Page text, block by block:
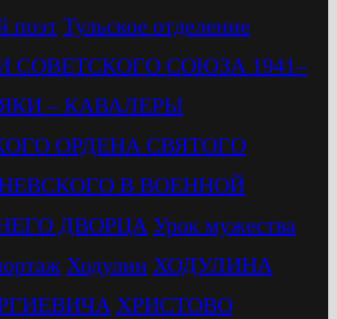
поэт Тульское отделение
СОВЕТСКОГО СОЮЗА 1941–
– КАВАЛЕРЫ
ОРДЕНА СВЯТОГО
В ВОЕННОЙ
ДВОРЦА Урок мужества
Ходулин ХОДУЛИНА
ХРИСТОВО